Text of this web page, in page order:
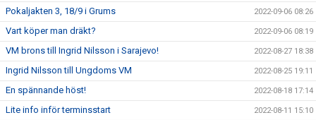
Pokaljakten 3, 18/9 i Grums 2022-09-06 08:26
Vart köper man dräkt? 2022-09-06 08:19
VM brons till Ingrid Nilsson i Sarajevo! 2022-08-27 18:38
Ingrid Nilsson till Ungdoms VM 2022-08-25 19:11
En spännande höst! 2022-08-18 17:14
Lite info inför terminsstart 2022-08-11 15:10